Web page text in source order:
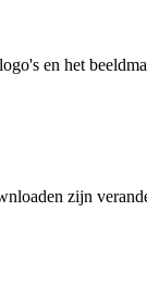
en het
zijn